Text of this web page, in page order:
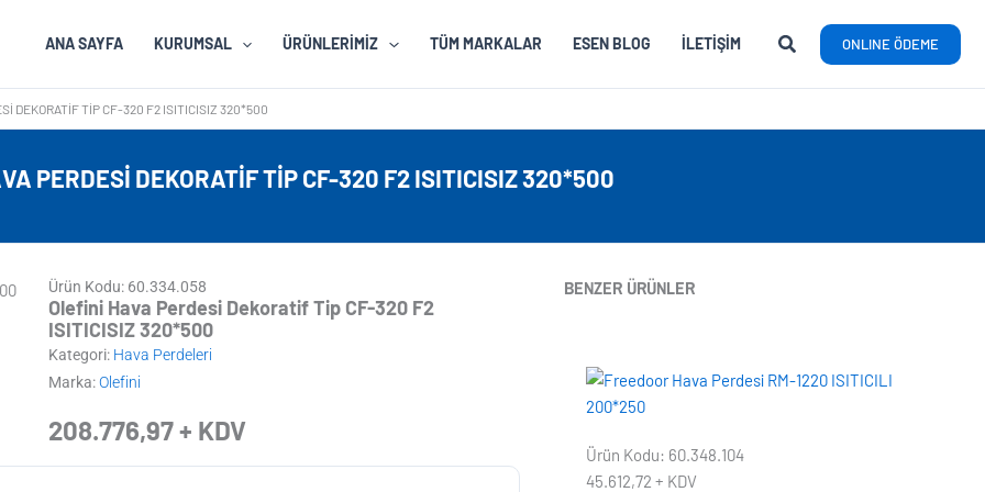
ANA SAYFA KURUMSAL ÜRÜNLERIMIZ TÜM MARKALAR ESEN BLOG İLETIŞIM ONLINE ÖDEME
DEKORATIF TIP CF-320 F2 ISITICISIZ 320*500
PERDESI DEKORATIF TIP CF-320 F2 ISITICISIZ 320*500
Ürün Kodu: 60.334.058
Olefini Hava Perdesi Dekoratif Tip CF-320 F2
ISITICISIZ 320*500
Kategori: Hava Perdeleri
Marka:Olefini
208.776,97+ KDV
BENZER ÜRÜNLER
Ürün Kodu: 60.348.104
45.612,72 + KDV